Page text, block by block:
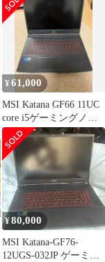
¥61,000
MSI Katana GF66 11UC
core i5ゲーミングノー
ト
¥80,000
MSI Katana-GF76-
12UGS-032JP ゲーミン